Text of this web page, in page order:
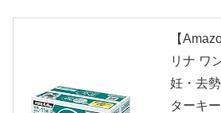
【
リナ ワ
妊・去
ターキ